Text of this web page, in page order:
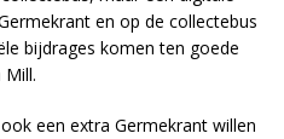
en op de collectebus
bijdrages komen ten goede
Mill.
een extra Germekrant willen